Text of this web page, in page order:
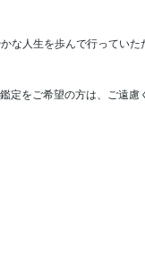
な人生を歩んで行ってい
定をご希望の方は、ご遠慮